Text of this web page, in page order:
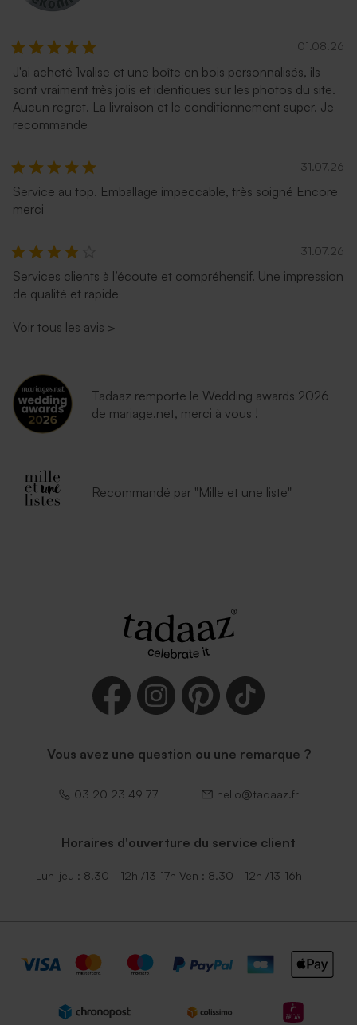
01.08.26
J'ai acheté 1valise et une boîte en bois personnalisés, ils
sont vraiment très jolis et identiques sur les photos du site.
Aucun regret. La livraison et le conditionnement super. Je
recommande
31.07.26
Service au top. Emballage impeccable, très soigné Encore
merci
31.07.26
Services clients à l’écoute et compréhensif. Une impression
de qualité et rapide
Voir tous les avis >
Tadaaz remporte le Wedding awards 2026
de mariage.net, merci à vous !
Recommandé par "Mille et une liste"
Vous avez une question ou une remarque ?
03 20 23 49 77 hello@tadaaz.fr
Horaires d'ouverture du service client
Lun-jeu : 8.30 - 12h /13-17h Ven : 8.30 - 12h /13-16h